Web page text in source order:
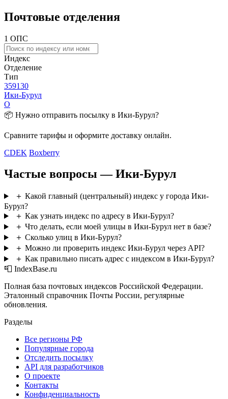
Почтовые отделения
1 ОПС
Индекс
Отделение
Тип
359130
Ики-Бурул
О
📦 Нужно отправить посылку в Ики-Бурул?
Сравните тарифы и оформите доставку онлайн.
CDEK Boxberry
Частые вопросы — Ики-Бурул
＋ Какой главный (центральный) индекс у города Ики-
Бурул?
＋ Как узнать индекс по адресу в Ики-Бурул?
＋ Что делать, если моей улицы в Ики-Бурул нет в базе?
＋ Сколько улиц в Ики-Бурул?
＋ Можно ли проверить индекс Ики-Бурул через API?
＋ Как правильно писать адрес с индексом в Ики-Бурул?
📮 IndexBase.ru
Полная база почтовых индексов Российской Федерации.
Эталонный справочник Почты России, регулярные
обновления.
Разделы
Все регионы РФ
Популярные города
Отследить посылку
API для разработчиков
О проекте
Контакты
Конфиденциальность